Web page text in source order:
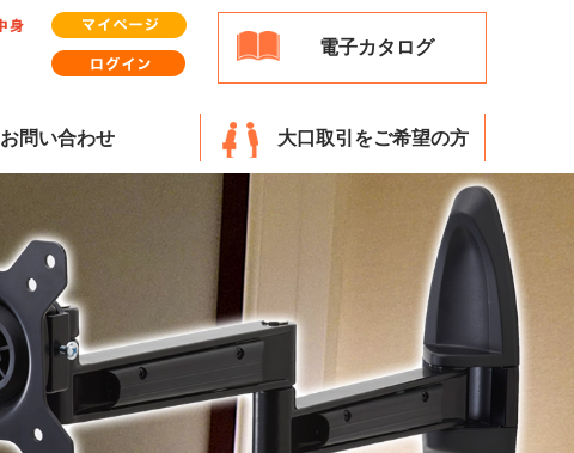
電子カタログ
お問い合わせ 大口取引をご希望の方